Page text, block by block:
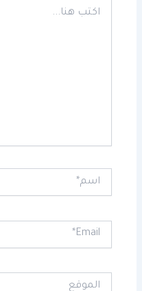
هنا...
اسم*
Email*
الموقع